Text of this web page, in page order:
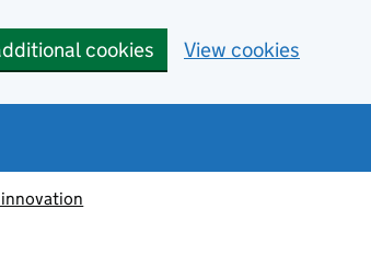
cookies View cookies